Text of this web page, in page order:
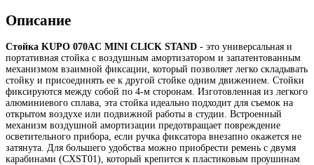
Описание
Стойка KUPO 070AC MINI CLICK STAND - это универсальная и
портативная стойка с воздушным амортизатором и запатентованным
механизмом взаимной фиксации, который позволяет легко складывать
стойку и присоединять ее к другой стойке одним движением. Стойки
фиксируются между собой по 4-м сторонам. Изготовленная из легкого
алюминиевого сплава, эта стойка идеально подходит для съемок на
открытом воздухе или подвижной работы в студии. Встроенный
механизм воздушной амортизации предотвращает повреждение
осветительного прибора, если ручка фиксатора внезапно окажется не
затянута. Для большего удобства можно приобрести ремень с двумя
карабинами (CXST01), который крепится к пластиковым проушинам